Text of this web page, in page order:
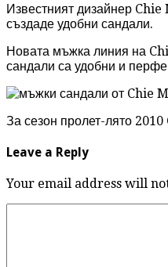
Известният дизайнер
създаде удобни сандали.
Новата мъжка линия на
сандали са удобни и
За сезон пролет-лято
Leave a Reply
Your email address will